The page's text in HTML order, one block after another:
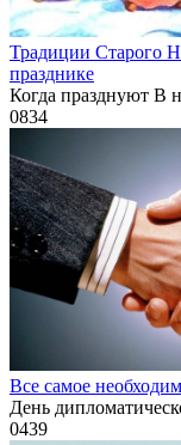
Традиции Старого
празднике
Когда празднуют В
0834
Все самое
День
0439